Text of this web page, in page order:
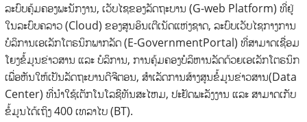
ລະບົບຄຸ້ມຄອງພະນັກງານ, ເວັບໄຊຂອງລັດຖະບານ (G-web Platform) ທີ່ຢູ່
ໃນລະບົບຄລາວ (Cloud) ຂອງສູນອິນເຕີເນັດແຫ່ງຊາດ, ລະບົບເວັບໄຊກາງການ
ບໍລິການເອເລັກໂຕຣນິກພາກລັດ (E-GovernmentPortal) ທີ່ສາມາດເຊື່ອມ
ໂຍງຂໍ້ມູນຂ່າວສານ ແລະ ບໍລິການ, ການຄຸ້ມຄອງບໍລິຫານລັດດ້ວຍເອເລັກໂຕຣນິກ
ເພື່ອຫັນໃຫ້ເປັນລັດຖະບານດີຈີຕອນ, ສໍາເລັດການສ້າງສູນຂໍ້ມູນຂ່າວສານ(Data
Center) ທີ່ນໍາໃຊ້ເຕັກໂນໂລຊີທັນສະໄຫມ, ປະຢັດພະລັງງານ ແລະ ສາມາດເກັບ
ຂໍ້ມູນໄດ້ເຖິງ 400 ເທລາໄບ (BT).